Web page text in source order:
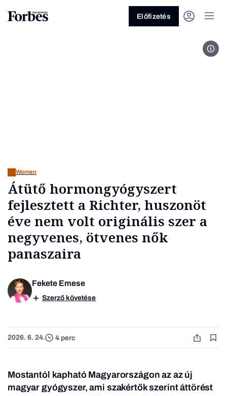
Előfizetés
Women
Átütő hormongyógyszert
fejlesztett a Richter, huszonöt
éve nem volt originális szer a
negyvenes, ötvenes nők
panaszaira
Fekete Emese
Szerző követése
2026. 6. 24. 4 perc
Mostantól kapható Magyarországon az az új
magyar gyógyszer, ami szakértők szerint áttörést